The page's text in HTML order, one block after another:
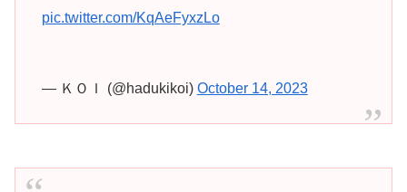
pic.twitter.com/KqAeFyxzLo
— ＫＯＩ (@hadukikoi) October 14, 2023